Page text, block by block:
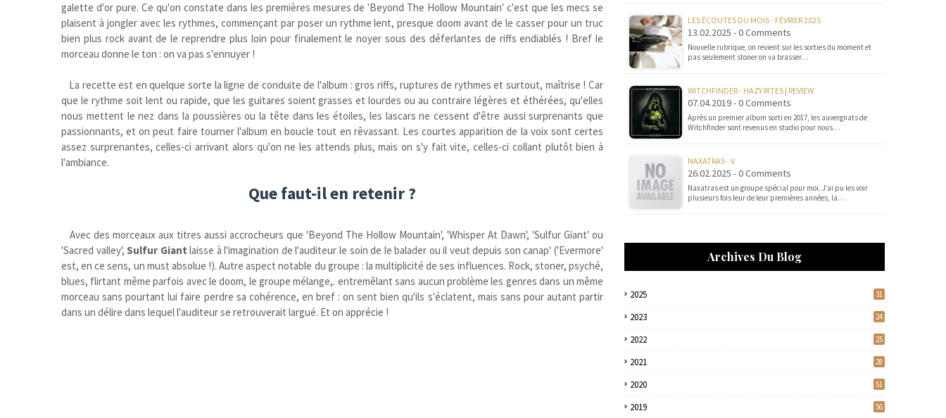
galette d'or pure. Ce qu'on constate dans les premières mesures de 'Beyond The Hollow Mountain' c'est que les mecs se
plaisent à jongler avec les rythmes, commençant par poser un rythme lent, presque doom avant de le casser pour un truc
bien plus rock avant de le reprendre plus loin pour finalement le noyer sous des déferlantes de riffs endiablés ! Bref le
morceau donne le ton : on va pas s'ennuyer !
La recette est en quelque sorte la ligne de conduite de l'album : gros riffs, ruptures de rythmes et surtout, maîtrise ! Car
que le rythme soit lent ou rapide, que les guitares soient grasses et lourdes ou au contraire légères et éthérées, qu'elles
nous mettent le nez dans la poussières ou la tête dans les étoiles, les lascars ne cessent d'être aussi surprenants que
passionnants, et on peut faire tourner l'album en boucle tout en rêvassant. Les courtes apparition de la voix sont certes
assez surprenantes, celles-ci arrivant alors qu'on ne les attends plus, mais on s'y fait vite, celles-ci collant plutôt bien à
l'ambiance.
Que faut-il en retenir ?
Avec des morceaux aux titres aussi accrocheurs que 'Beyond The Hollow Mountain', 'Whisper At Dawn', 'Sulfur Giant' ou
'Sacred valley', Sulfur Giant laisse à l'imagination de l'auditeur le soin de le balader ou il veut depuis son canap' ('Evermore'
est, en ce sens, un must absolue !). Autre aspect notable du groupe : la multiplicité de ses influences. Rock, stoner, psyché,
blues, flirtant même parfois avec le doom, le groupe mélange,. entremêlant sans aucun problème les genres dans un même
morceau sans pourtant lui faire perdre sa cohérence, en bref : on sent bien qu'ils s'éclatent, mais sans pour autant partir
dans un délire dans lequel l'auditeur se retrouverait largué. Et on apprécie !
LES ÉCOUTES DU MOIS - FÉVRIER 2025
13.02.2025 - 0 Comments
Nouvelle rubrique, on revient sur les sorties du moment et
pas seulement stoner on va brasser…
WITCHFINDER - HAZY RITES | REVIEW
07.04.2019 - 0 Comments
Après un premier album sorti en 2017, les auvergnats de
Witchfinder sont revenus en studio pour nous…
NAXATRAS - V
26.02.2025 - 0 Comments
Naxatras est un groupe spécial pour moi. J’ai pu les voir
plusieurs fois leur de leur premières années, la…
Archives Du Blog
2025 31
2023 24
2022 25
2021 28
2020 51
2019 56